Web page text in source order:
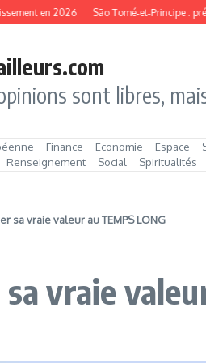
en 2026 São Tomé‑et‑Principe :
sont libres,
Finance Economie Espace
Renseignement Social Spiritualités
sa vraie valeur au TEMPS LONG
vraie